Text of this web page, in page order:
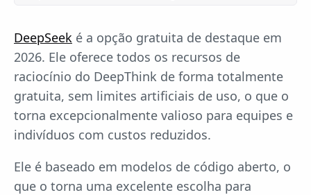
DeepSeek é a opção gratuita de destaque em
2026. Ele oferece todos os recursos de
raciocínio do DeepThink de forma totalmente
gratuita, sem limites artificiais de uso, o que o
torna excepcionalmente valioso para equipes e
indivíduos com custos reduzidos.
Ele é baseado em modelos de código aberto, o
que o torna uma excelente escolha para